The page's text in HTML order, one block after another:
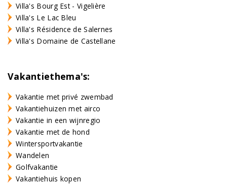
Villa's Bourg Est - Vigelière
Villa's Le Lac Bleu
Villa's Résidence de Salernes
Villa's Domaine de Castellane
Vakantiethema's:
Vakantie met privé zwembad
Vakantiehuizen met airco
Vakantie in een wijnregio
Vakantie met de hond
Wintersportvakantie
Wandelen
Golfvakantie
Vakantiehuis kopen